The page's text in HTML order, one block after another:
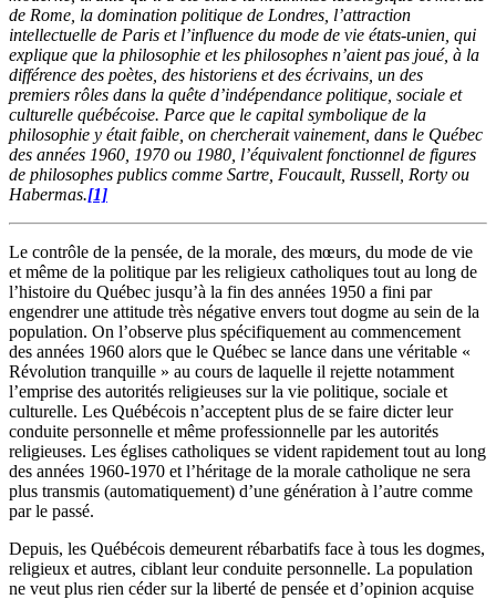
de Rome, la domination politique de Londres, l’attraction
intellectuelle de Paris et l’influence du mode de vie états-unien, qui
explique que la philosophie et les philosophes n’aient pas joué, à la
différence des poètes, des historiens et des écrivains, un des
premiers rôles dans la quête d’indépendance politique, sociale et
culturelle québécoise. Parce que le capital symbolique de la
philosophie y était faible, on chercherait vainement, dans le Québec
des années 1960, 1970 ou 1980, l’équivalent fonctionnel de figures
de philosophes publics comme Sartre, Foucault, Russell, Rorty ou
Habermas.[1]
Le contrôle de la pensée, de la morale, des mœurs, du mode de vie
et même de la politique par les religieux catholiques tout au long de
l’histoire du Québec jusqu’à la fin des années 1950 a fini par
engendrer une attitude très négative envers tout dogme au sein de la
population. On l’observe plus spécifiquement au commencement
des années 1960 alors que le Québec se lance dans une véritable «
Révolution tranquille » au cours de laquelle il rejette notamment
l’emprise des autorités religieuses sur la vie politique, sociale et
culturelle. Les Québécois n’acceptent plus de se faire dicter leur
conduite personnelle et même professionnelle par les autorités
religieuses. Les églises catholiques se vident rapidement tout au long
des années 1960-1970 et l’héritage de la morale catholique ne sera
plus transmis (automatiquement) d’une génération à l’autre comme
par le passé.
Depuis, les Québécois demeurent rébarbatifs face à tous les dogmes,
religieux et autres, ciblant leur conduite personnelle. La population
ne veut plus rien céder sur la liberté de pensée et d’opinion acquise